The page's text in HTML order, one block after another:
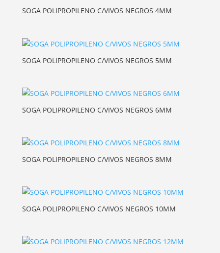
SOGA POLIPROPILENO C/VIVOS NEGROS 4MM
SOGA POLIPROPILENO C/VIVOS NEGROS 5MM
SOGA POLIPROPILENO C/VIVOS NEGROS 6MM
SOGA POLIPROPILENO C/VIVOS NEGROS 8MM
SOGA POLIPROPILENO C/VIVOS NEGROS 10MM